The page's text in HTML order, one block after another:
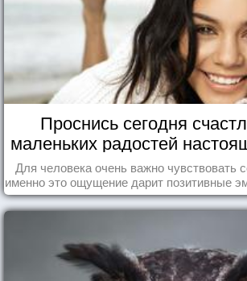
Проснись сегодня
маленьких радостей
Для человека очень важно чувствовать
именно это ощущение дарит позитивные
каждый день в маленький